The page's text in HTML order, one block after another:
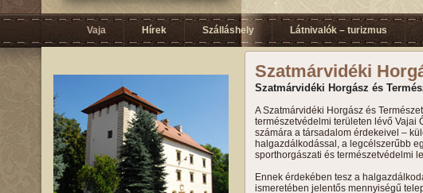
Vaja Hírek Szálláshely Látnivalók – turizmus
Szatmárvidéki
Szatmárvidéki Horgász és
A Szatmárvidéki Horgász és
természetvédelmi területen lévő Vajai
számára a társadalom érdekeivel –
halgazdálkodással, a legcélszerűbb
sporthorgászati és természetvédelmi
Ennek érdekében tesz a
ismeretében jelentős mennyiségű